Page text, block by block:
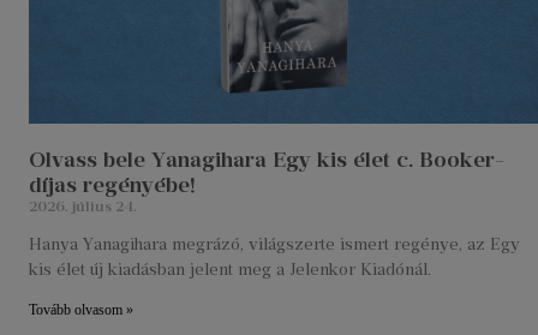
Olvass bele Yanagihara Egy kis élet c. Booker-
díjas regényébe!
2026. július 24.
Hanya Yanagihara megrázó, világszerte ismert regénye, az Egy
kis élet új kiadásban jelent meg a Jelenkor Kiadónál.
Tovább olvasom »